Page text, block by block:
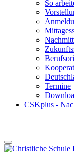
So
Termine
CSKplus -